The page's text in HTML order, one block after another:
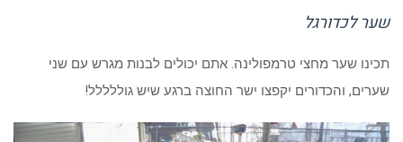
שער לכדורגל
תכינו שער מחצי טרמפולינה. אתם יכולים לבנות מגרש עם שני
שערים, והכדורים יקפצו ישר החוצה ברגע שיש גוללללל!